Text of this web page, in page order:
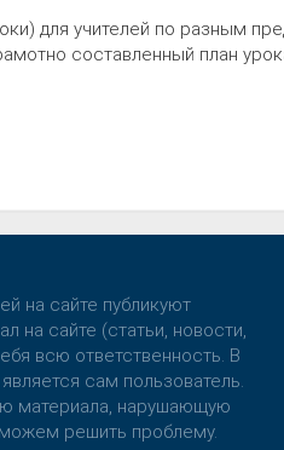
для учителей по разным
составленный план
на сайте публикуют
на сайте (статьи, новости,
всю ответственность. В
сам пользователь.
материала, нарушающую
решить проблему.